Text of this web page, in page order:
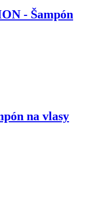
- Šampón
na vlasy